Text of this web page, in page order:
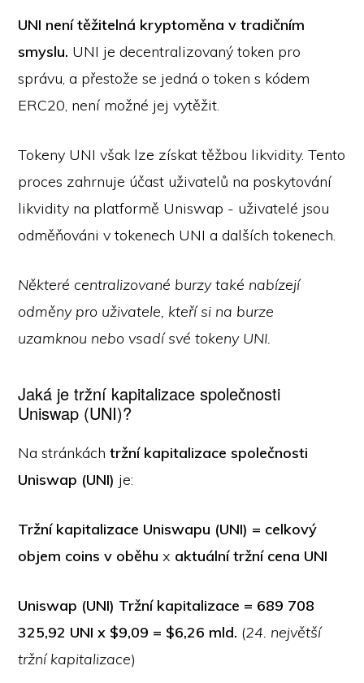
UNI není těžitelná kryptoměna v tradičním
smyslu. UNI je decentralizovaný token pro
správu, a přestože se jedná o token s kódem
ERC20, není možné jej vytěžit.
Tokeny UNI však lze získat těžbou likvidity. Tento
proces zahrnuje účast uživatelů na poskytování
likvidity na platformě Uniswap - uživatelé jsou
odměňováni v tokenech UNI a dalších tokenech.
Některé centralizované burzy také nabízejí
odměny pro uživatele, kteří si na burze
uzamknou nebo vsadí své tokeny UNI.
Jaká je tržní kapitalizace společnosti
Uniswap (UNI)?
Na stránkáchtržní kapitalizace společnosti
Uniswap (UNI) je:
Tržní kapitalizace Uniswapu (UNI) = celkový
objem coins v oběhux aktuální tržní cena UNI
Uniswap (UNI) Tržní kapitalizace = 689 708
325,92 UNI x $9,09 = $6,26 mld. (24. největší
tržní kapitalizace)